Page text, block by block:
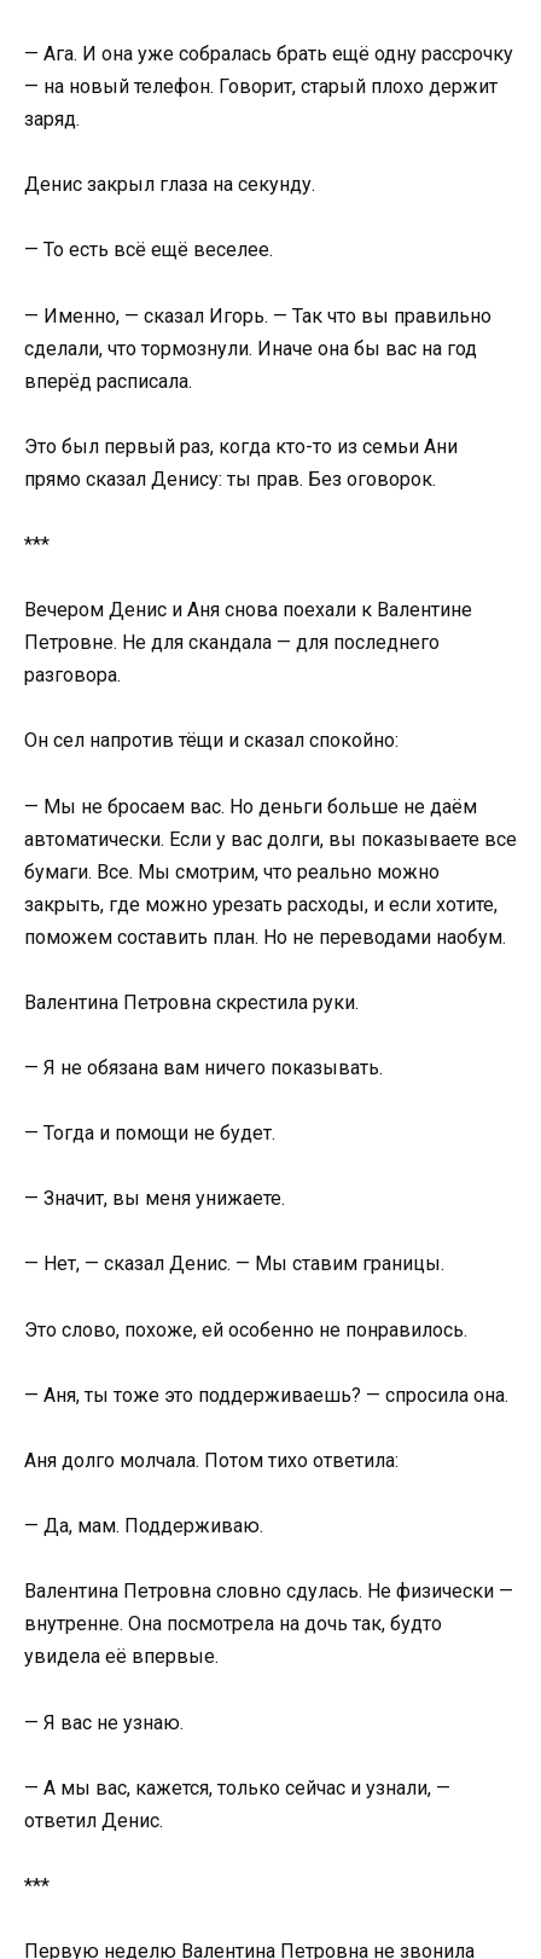
— Ага. И она уже собралась брать ещё одну рассрочку
— на новый телефон. Говорит, старый плохо держит
заряд.
Денис закрыл глаза на секунду.
— То есть всё ещё веселее.
— Именно, — сказал Игорь. — Так что вы правильно
сделали, что тормознули. Иначе она бы вас на год
вперёд расписала.
Это был первый раз, когда кто-то из семьи Ани
прямо сказал Денису: ты прав. Без оговорок.
***
Вечером Денис и Аня снова поехали к Валентине
Петровне. Не для скандала — для последнего
разговора.
Он сел напротив тёщи и сказал спокойно:
— Мы не бросаем вас. Но деньги больше не даём
автоматически. Если у вас долги, вы показываете все
бумаги. Все. Мы смотрим, что реально можно
закрыть, где можно урезать расходы, и если хотите,
поможем составить план. Но не переводами наобум.
Валентина Петровна скрестила руки.
— Я не обязана вам ничего показывать.
— Тогда и помощи не будет.
— Значит, вы меня унижаете.
— Нет, — сказал Денис. — Мы ставим границы.
Это слово, похоже, ей особенно не понравилось.
— Аня, ты тоже это поддерживаешь? — спросила она.
Аня долго молчала. Потом тихо ответила:
— Да, мам. Поддерживаю.
Валентина Петровна словно сдулась. Не физически —
внутренне. Она посмотрела на дочь так, будто
увидела её впервые.
— Я вас не узнаю.
— А мы вас, кажется, только сейчас и узнали, —
ответил Денис.
***
Первую неделю Валентина Петровна не звонила